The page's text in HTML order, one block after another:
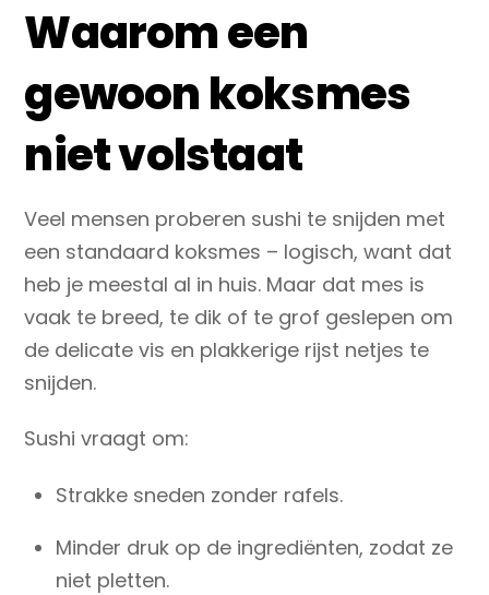
Waarom een
gewoon koksmes
niet volstaat
Veel mensen proberen sushi te snijden met
een standaard koksmes – logisch, want dat
heb je meestal al in huis. Maar dat mes is
vaak te breed, te dik of te grof geslepen om
de delicate vis en plakkerige rijst netjes te
snijden.
Sushi vraagt om:
Strakke sneden zonder rafels.
Minder druk op de ingrediënten, zodat ze
niet pletten.